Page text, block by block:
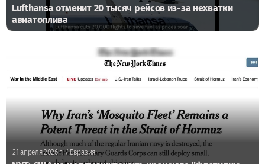
Lufthansa отменит 20 тысяч рейсов из-за нехватки
авиатоплива
21 апреля 2026 г./ Евразия